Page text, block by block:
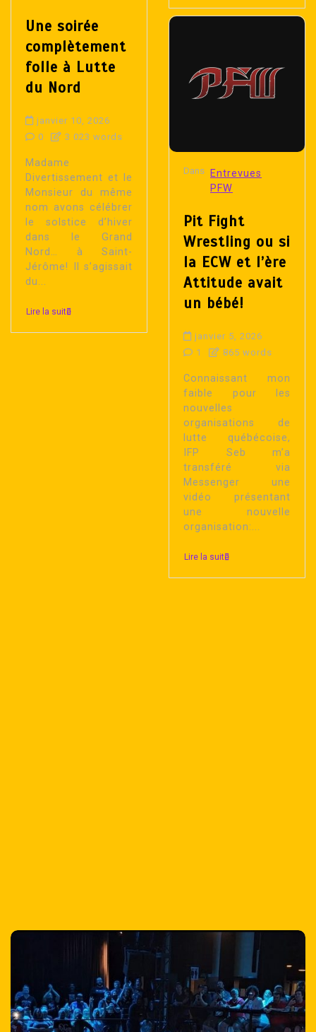
Une soirée
complètement
folle à Lutte
du Nord
janvier 10, 2026
0
3 023 words
Madame
Divertissement et le
Monsieur du même
nom avons célébrer
le solstice d’hiver
dans le Grand
Nord… à Saint-
Jérôme! Il s’agissait
du...
Lire la suite
Dans
Entrevues
PFW
Pit Fight
Wrestling ou si
la ECW et l’ère
Attitude avait
un bébé!
janvier 5, 2026
1
865 words
Connaissant mon
faible pour les
nouvelles
organisations de
lutte québécoise,
IFP Seb m’a
transféré via
Messenger une
vidéo présentant
une nouvelle
organisation:...
Lire la suite